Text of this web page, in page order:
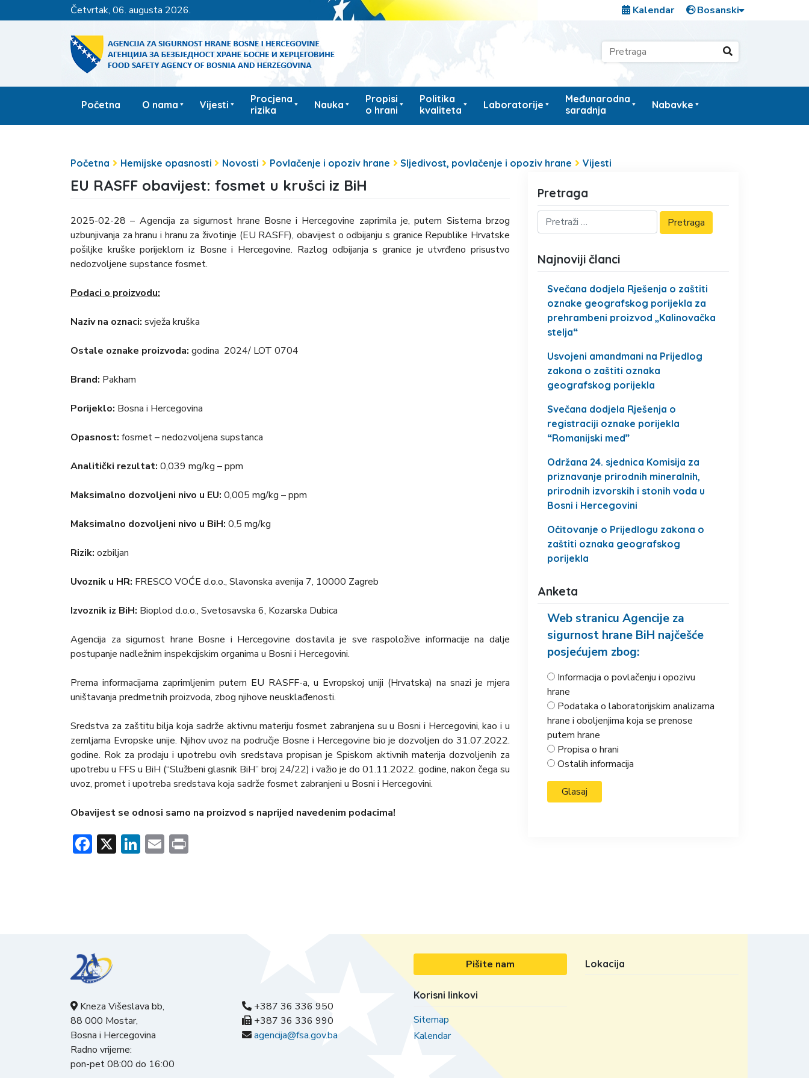
četvrtak, 06. augusta 2026. Kalendar
Početna O nama Vijesti
Procjena
rizika
Nauka
Propisi
o hrani
Politika
kvaliteta
Laboratorije
Međunarodna
saradnja
Nabavke
Početna Hemijske opasnosti Novosti Povlačenje i opoziv hrane Sljedivost, povlačenje i opoziv hrane Vijesti
EU RASFF obavijest: fosmet u krušci iz BiH
2025-02-28 – Agencija za sigurnost hrane Bosne i Hercegovine zaprimila je, putem Sistema brzog
uzbunjivanja za hranu i hranu za životinje (EU RASFF), obavijest o odbijanju s granice Republike Hrvatske
pošiljke kruške porijeklom iz Bosne i Hercegovine. Razlog odbijanja s granice je utvrđeno prisustvo
nedozvoljene supstance fosmet.
Podaci o proizvodu:
Naziv na oznaci: svježa kruška
Ostale oznake proizvoda: godina 2024/ LOT 0704
Brand: Pakham
Porijeklo: Bosna i Hercegovina
Opasnost: fosmet – nedozvoljena supstanca
Analitički rezultat: 0,039 mg/kg – ppm
Maksimalno dozvoljeni nivo u EU: 0,005 mg/kg – ppm
Maksimalno dozvoljeni nivo u BiH: 0,5 mg/kg
Rizik: ozbiljan
Uvoznik u HR: FRESCO VOĆE d.o.o., Slavonska avenija 7, 10000 Zagreb
Izvoznik iz BiH: Bioplod d.o.o., Svetosavska 6, Kozarska Dubica
Agencija za sigurnost hrane Bosne i Hercegovine dostavila je sve raspoložive informacije na dalje
postupanje nadležnim inspekcijskim organima u Bosni i Hercegovini.
Prema informacijama zaprimljenim putem EU RASFF-a, u Evropskoj uniji (Hrvatska) na snazi je mjera
uništavanja predmetnih proizvoda, zbog njihove neusklađenosti.
Sredstva za zaštitu bilja koja sadrže aktivnu materiju fosmet zabranjena su u Bosni i Hercegovini, kao i u
zemljama Evropske unije. Njihov uvoz na područje Bosne i Hercegovine bio je dozvoljen do 31.07.2022.
godine. Rok za prodaju i upotrebu ovih sredstava propisan je Spiskom aktivnih materija dozvoljenih za
upotrebu u FFS u BiH (“Službeni glasnik BiH” broj 24/22) i važio je do 01.11.2022. godine, nakon čega su
uvoz, promet i upotreba sredstava koja sadrže fosmet zabranjeni u Bosni i Hercegovini.
Obavijest se odnosi samo na proizvod s naprijed navedenim podacima!
Facebook
X LinkedIn
Email
Pretraga
Najnoviji članci
Svečana dodjela Rješenja o zaštiti
oznake geografskog porijekla za
prehrambeni proizvod „Kalinovačka
stelja“
Usvojeni amandmani na Prijedlog
zakona o zaštiti oznaka
geografskog porijekla
Svečana dodjela Rješenja o
registraciji oznake porijekla
“Romanijski med”
Održana 24. sjednica Komisija za
priznavanje prirodnih mineralnih,
prirodnih izvorskih i stonih voda u
Bosni i Hercegovini
Očitovanje o Prijedlogu zakona o
zaštiti oznaka geografskog
porijekla
Anketa
Web stranicu Agencije za
sigurnost hrane BiH najčešće
posjećujem zbog:
Informacija o povlačenju i opozivu
hrane
Podataka o laboratorijskim analizama
hrane i oboljenjima koja se prenose
putem hrane
Propisa o hrani
Ostalih informacija
Kneza Višeslava bb,
88 000 Mostar,
Bosna i Hercegovina
Radno vrijeme:
pon-pet 08:00 do 16:00
+387 36 336 950
+387 36 336 990
agencija@fsa.gov.ba
Pišite nam
Korisni linkovi
Sitemap
Kalendar
Lokacija